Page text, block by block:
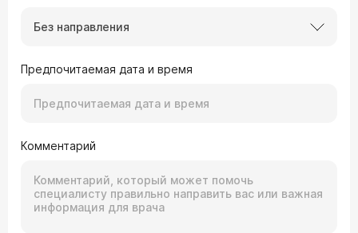
Без направления
Предпочитаемая дата и время
Комментарий